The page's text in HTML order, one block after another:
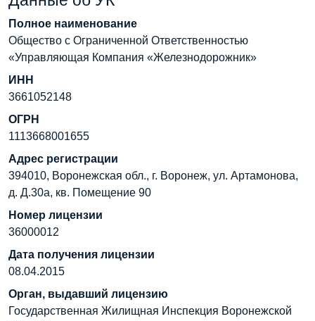
Полное наименование
Общество с Ограниченной Ответственностью
«Управляющая Компания «Железнодорожник»
ИНН
3661052148
ОГРН
1113668001655
Адрес регистрации
394010, Воронежская обл., г. Воронеж, ул. Артамонова,
д. Д.30а, кв. Помещение 90
Номер лицензии
36000012
Дата получения лицензии
08.04.2015
Орган, выдавший лицензию
Государственная Жилищная Инспекция Воронежской